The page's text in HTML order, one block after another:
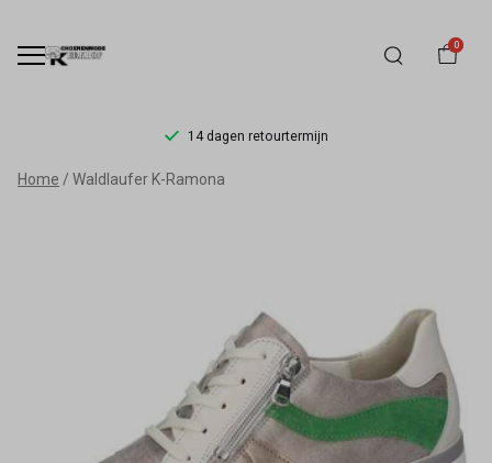
0
14 dagen retourtermijn
Waldlaufer
Schoenmode
Kerkhof
Home Waldlaufer K-Ramona